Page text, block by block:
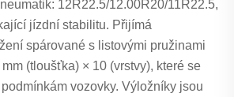
12R22.5/12.00R20/11R22.5,
jízdní stabilitu. Přijímá
spárované s listovými pružinami
(tloušťka) × 10 (vrstvy), které se
vozovky. Výložníky jsou